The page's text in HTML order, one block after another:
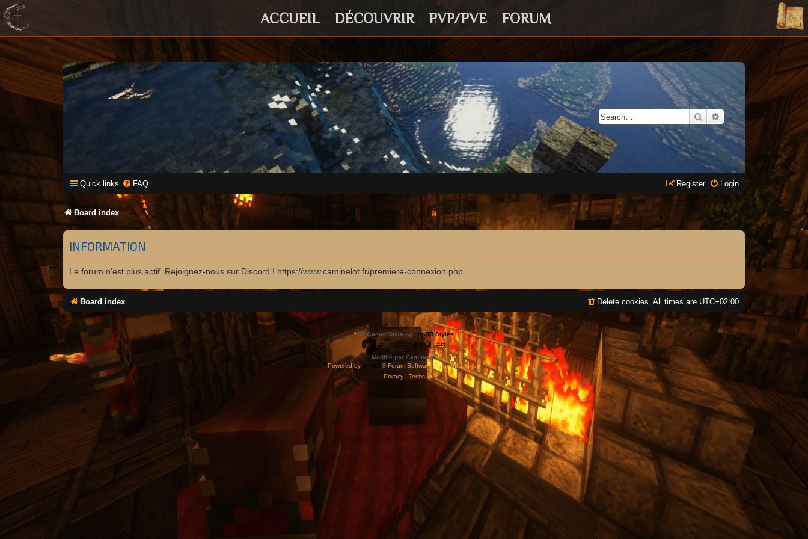
ACCUEIL DÉCOUVRIR PVP/PVE FORUM
SearchAdvanced search
Quick links FAQ Login
Register
Board index
INFORMATION
Le forum n'est plus actif. Rejoignez-nous sur Discord ! https://www.caminelot.fr/premiere-connexion.php
Board index All times are UTC+02:00
Delete cookies
*SE Gamer Style by phpBB Styles
Modifié par Caminelot.
Powered by phpBB® Forum Software © phpBB Limited
Privacy| Terms